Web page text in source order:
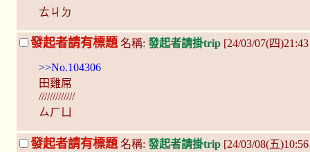
ㄊㄐㄉ
發起者請有標題名稱: 發起者請掛trip [24/03/07(四
>>No.104306
田雞屌
/////////////
ㄙㄏㄩ
發起者請有標題 名稱: 發起者請掛trip [24/03/08(五